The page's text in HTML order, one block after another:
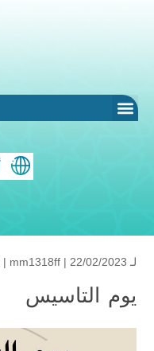
لـ mm1318ff | 22/02/2023 |
يوم التاسيس